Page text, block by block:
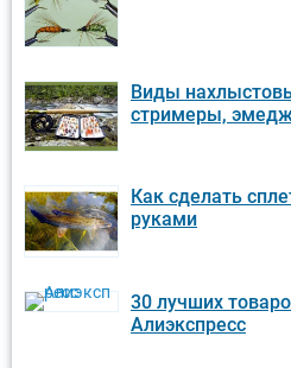
Виды
стримеры,
Как сделать
руками
30 лучших
Алиэкспресс